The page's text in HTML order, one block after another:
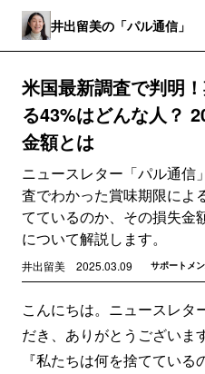
井出留美の「パル通信」
米国最新調査で判明
る43%はどんな人？
金額とは
ニュースレター「パル通信
査でわかった賞味期限によ
てているのか、その損失金
について解説します。
井出留美 2025.03.09 サポートメ
こんにちは。ニュースレタ
だき、ありがとうございま
『私たちは何を捨ててい